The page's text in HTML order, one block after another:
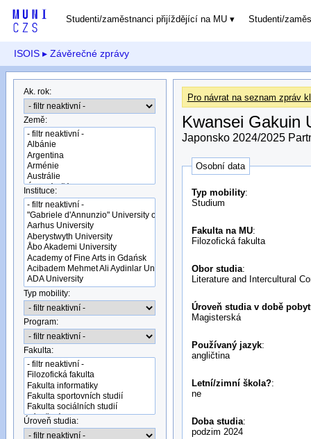
Studenti/zaměstnanci přijíždějící na MU Studenti/
ISOIS ▸ Závěrečné zprávy
Ak. rok:
Země:
Instituce:
Typ mobility:
Program:
Fakulta:
Úroveň studia:
Pro návrat na seznam zpráv
Kwansei Gakuin
Japonsko 2024/2025
Osobní data
Typ mobility:
Studium
Fakulta na MU:
Filozofická fakulta
Obor studia:
Literature and Intercultural
Úroveň studia v době
Magisterská
Používaný jazyk:
angličtina
Letní/zimní škola?:
ne
Doba studia:
podzim 2024